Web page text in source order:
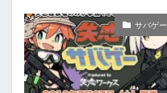
サバゲー